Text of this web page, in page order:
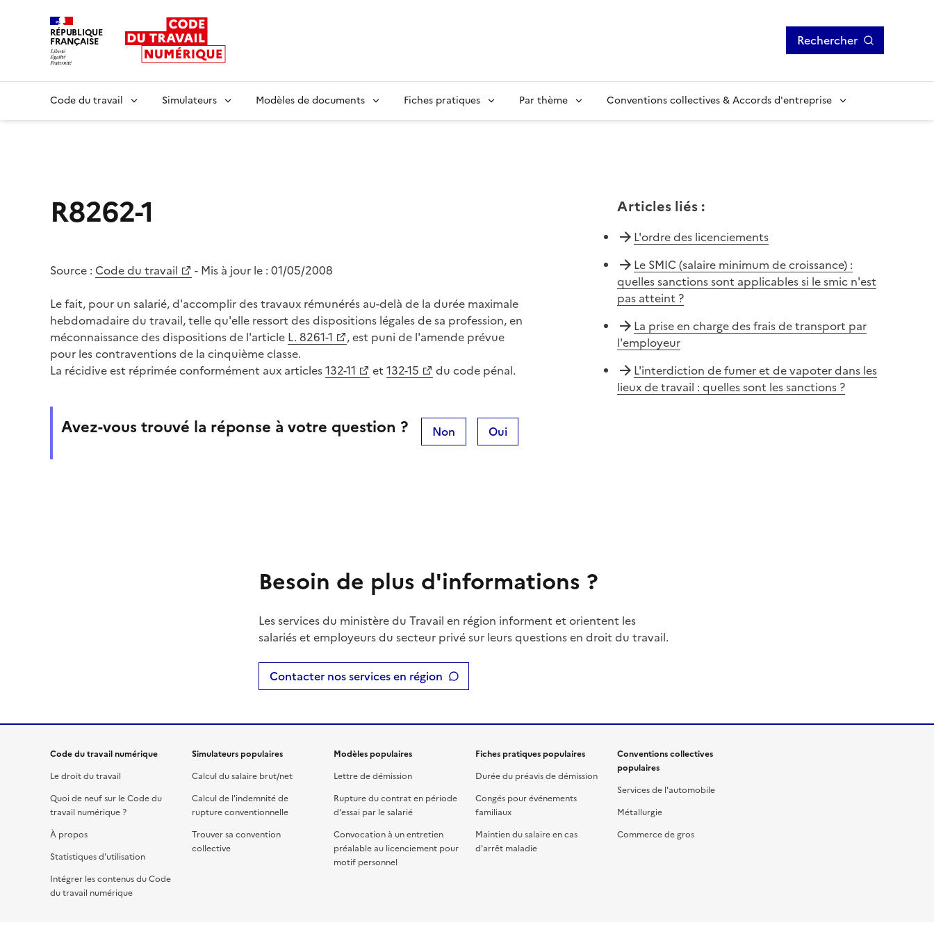
RÉPUBLIQUE
FRANÇAISE Rechercher
Code du travail Simulateurs Modèles de documents Fiches pratiques Par thème Conventions collectives & Accords d'entreprise
R8262-1
Source : Code du travail - Mis à jour le : 01/05/2008
Le fait, pour un salarié, d'accomplir des travaux rémunérés au-delà de la durée maximale
hebdomadaire du travail, telle qu'elle ressort des dispositions légales de sa profession, en
méconnaissance des dispositions de l'article L. 8261-1
, est puni de l'amende prévue
pour les contraventions de la cinquième classe.
La récidive est réprimée conformément aux articles132-11 et 132-15 du code pénal.
Avez-vous trouvé la réponse à votre question ? Non Oui
Articles liés:
L'ordre des licenciements
Le SMIC (salaire minimum de croissance) :
quelles sanctions sont applicables si le smic n'est
pas atteint ?
La prise en charge des frais de transport par
l'employeur
L'interdiction de fumer et de vapoter dans les
lieux de travail : quelles sont les sanctions ?
Besoin de plus d'informations ?
Les services du ministère du Travail en région informent et orientent les
salariés et employeurs du secteur privé sur leurs questions en droit du travail.
Contacter nos services en région
Code du travail numérique
Le droit du travail
Quoi de neuf sur le Code du
travail numérique ?
À propos
Statistiques d'utilisation
Intégrer les contenus du Code
du travail numérique
Simulateurs populaires
Calcul du salaire brut/net
Calcul de l'indemnité de
rupture conventionnelle
Trouver sa convention
collective
Modèles populaires
Lettre de démission
Rupture du contrat en période
d'essai par le salarié
Convocation à un entretien
préalable au licenciement pour
motif personnel
Fiches pratiques populaires
Durée du préavis de démission
Congés pour événements
familiaux
Maintien du salaire en cas
d'arrêt maladie
Conventions collectives
populaires
Services de l'automobile
Métallurgie
Commerce de gros